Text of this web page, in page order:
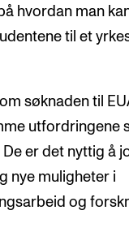
hvordan man
til et
søknaden til
utfordringene
er det nyttig å
nye muligheter i
og